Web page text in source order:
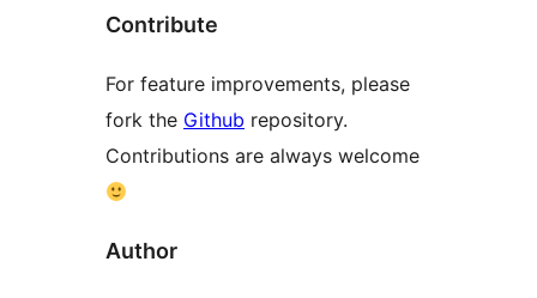
Contribute
For feature improvements, please
fork the Github repository.
Contributions are always welcome
Author